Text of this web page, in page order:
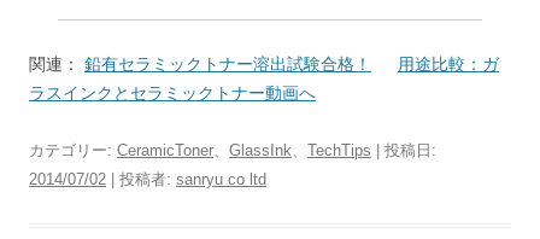
関連： 鉛有セラミックトナー溶出試験合格！
用途比較：ガ
ラスインクとセラミックトナー動画へ
カテゴリー: CeramicToner GlassInk TechTips | 投稿日:
2014/07/02
投稿者: sanryu co ltd